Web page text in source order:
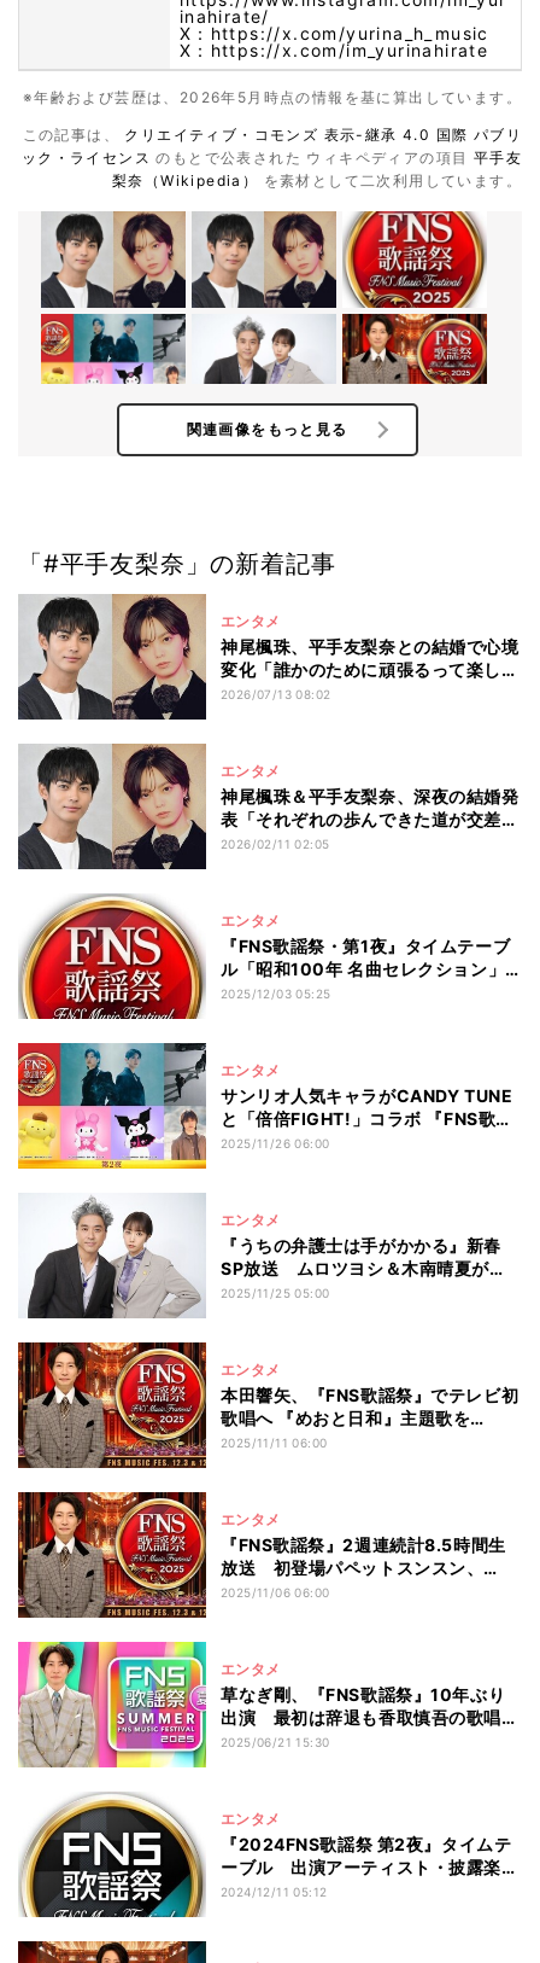
inahirate/
X： https://x.com/yurina_h_music
X： https://x.com/im_yurinahirate
※年齢および芸歴は、2026年5月時点の情報を基に算出しています。
この記事は、 クリエイティブ・コモンズ 表示-継承 4.0 国際 パブリ
ック・ライセンスのもとで公表された ウィキペディアの項目 平手友
梨奈（Wikipedia） を素材として二次利用しています。
関連画像をもっと見る
「#平手友梨奈」の新着記事
エンタメ
神尾楓珠、平手友梨奈との結婚で心境
変化「誰かのために頑張るって楽しい
です」 充実の新婚生活も語る
2026/07/13 08:02
エンタメ
神尾楓珠＆平手友梨奈、深夜の結婚発
表「それぞれの歩んできた道が交差
し、一つの道に」
2026/02/11 02:05
エンタメ
『FNS歌謡祭・第1夜』タイムテーブ
ル「昭和100年 名曲セレクション」
など
2025/12/03 05:25
エンタメ
サンリオ人気キャラがCANDY TUNE
と「倍倍FIGHT!」コラボ 『FNS歌謡
祭』第4弾出演アーティスト
2025/11/26 06:00
エンタメ
『うちの弁護士は手がかかる』新春
SP放送 ムロツヨシ＆木南晴夏が
『大恋愛』と真逆の関係性でタッグ
2025/11/25 05:00
エンタメ
本田響矢、『FNS歌謡祭』でテレビ初
歌唱へ 『めおと日和』主題歌を
BE:FIRSTとコラボ
2025/11/11 06:00
エンタメ
『FNS歌謡祭』2週連続計8.5時間生
放送 初登場パペットスンスン、
Perfumeら29組発表
2025/11/06 06:00
エンタメ
草なぎ剛、『FNS歌謡祭』10年ぶり
出演 最初は辞退も香取慎吾の歌唱に
感動「頑張ってみようと」
2025/06/21 15:30
エンタメ
『2024FNS歌謡祭 第2夜』タイムテ
ーブル 出演アーティスト・披露楽曲
一覧
2024/12/11 05:12